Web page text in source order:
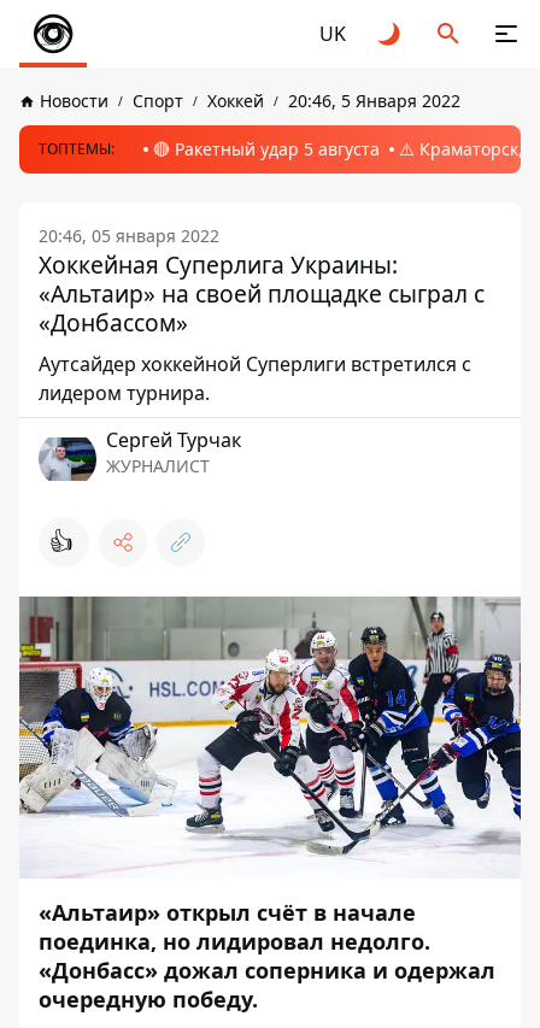
UK
Новости Спорт Хоккей 20:46, 5 Января 2022
ТОПТЕМЫ: 🔴 Ракетный удар 5 августа ⚠️ Краматорск,
20:46, 05 января 2022
Хоккейная Суперлига Украины:
«Альтаир» на своей площадке сыграл с
«Донбассом»
Аутсайдер хоккейной Суперлиги встретился с
лидером турнира.
Сергей Турчак
ЖУРНАЛИСТ
👍
«Альтаир» открыл счёт в начале
поединка, но лидировал недолго.
«Донбасс» дожал соперника и одержал
очередную победу.